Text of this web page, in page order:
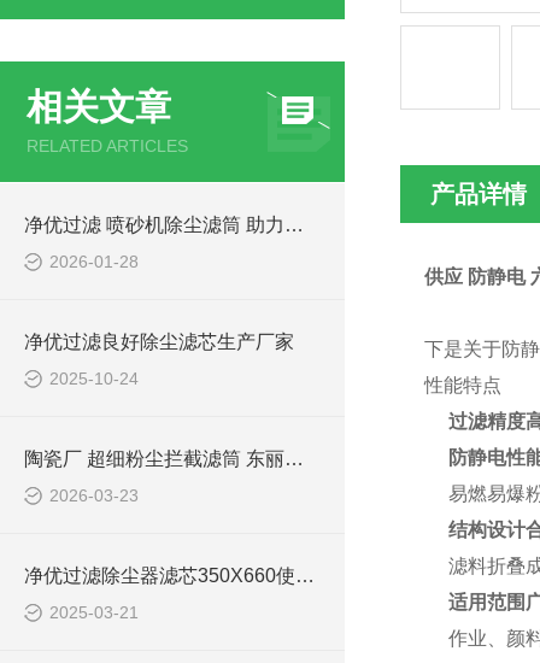
相关文章
RELATED ARTICLES
净优过滤 喷砂机除尘滤筒 助力企业环保达标
2026-01-28
净优过滤良好除尘滤芯生产厂家
2025-10-24
陶瓷厂 超细粉尘拦截滤筒 东丽覆膜滤材
2026-03-23
净优过滤除尘器滤芯350X660使用说明
2025-03-21
产品详情
供应 防静电
下是关于防
性能特点
过滤精度
防静电性
易燃易爆
结构设计
滤料折叠
适用范围
作业、颜